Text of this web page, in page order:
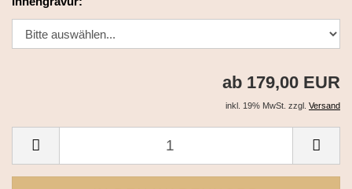
ab 179,00 EUR
inkl. 19% MwSt. zzgl. Versand